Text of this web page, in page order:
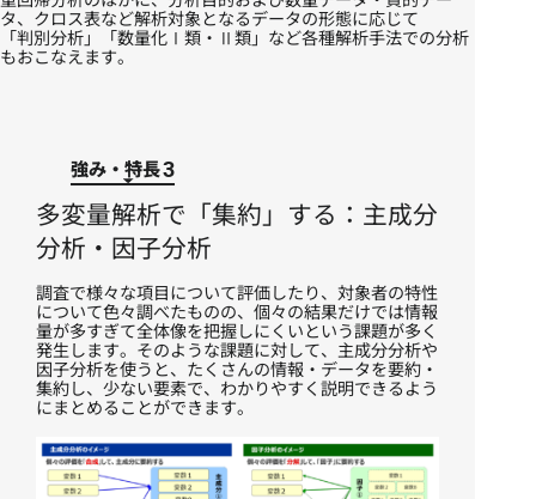
タ、クロス表など解析対象となるデータの形態に応じて
「判別分析」「数量化Ⅰ類・Ⅱ類」など各種解析手法での分析
もおこなえます。
強み・特長3
多変量解析で「集約」する：主成分
分析・因子分析
調査で様々な項目について評価したり、対象者の特性
について色々調べたものの、個々の結果だけでは情報
量が多すぎて全体像を把握しにくいという課題が多く
発生します。そのような課題に対して、主成分分析や
因子分析を使うと、たくさんの情報・データを要約・
集約し、少ない要素で、わかりやすく説明できるよう
にまとめることができます。​​